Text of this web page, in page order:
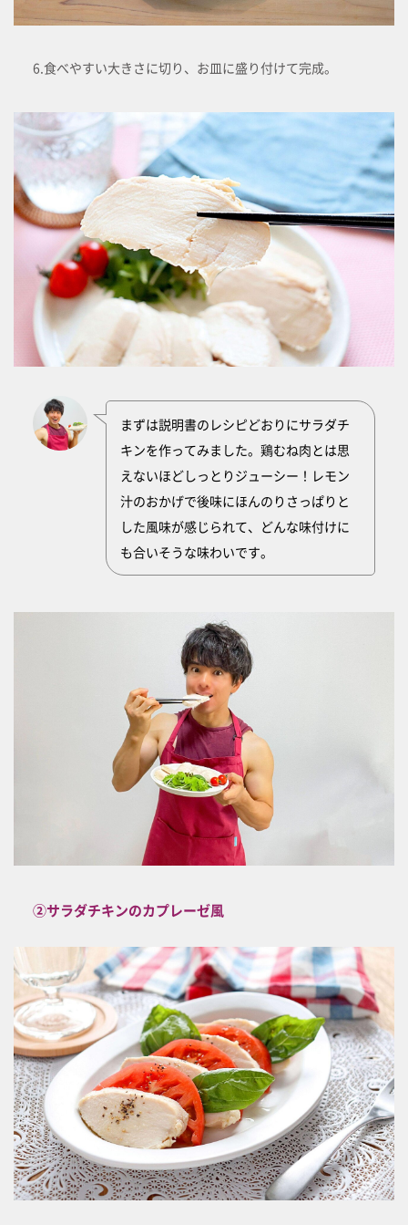
6.食べやすい大きさに切り、お皿に盛り付けて完成。
まずは説明書のレシピどおりにサラダチ
キンを作ってみました。鶏むね肉とは思
えないほどしっとりジューシー！レモン
汁のおかげで後味にほんのりさっぱりと
した風味が感じられて、どんな味付けに
も合いそうな味わいです。
②サラダチキンのカプレーゼ風